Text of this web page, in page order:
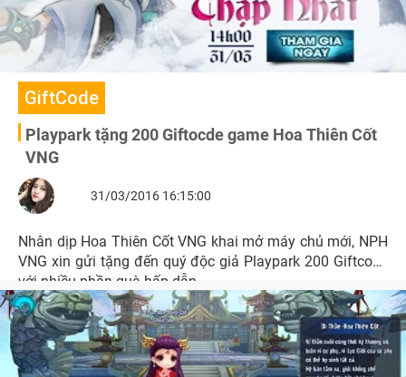
GiftCode
Playpark tặng 200 Giftocde game Hoa Thiên Cốt
VNG
31/03/2016 16:15:00
Nhân dịp Hoa Thiên Cốt VNG khai mở máy chủ mới, NPH
VNG xin gửi tặng đến quý độc giả Playpark 200 Giftcode
với nhiều phần quà hấp dẫn.